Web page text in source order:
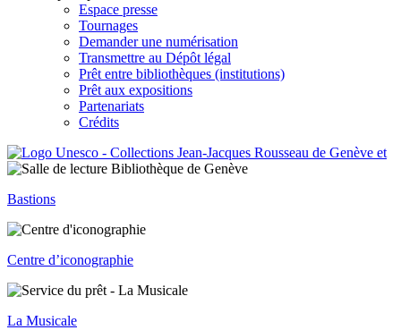
Espace presse
Tournages
Demander une numérisation
Transmettre au Dépôt légal
Prêt entre bibliothèques (institutions)
Prêt aux expositions
Partenariats
Crédits
Bastions
Centre d’iconographie
La Musicale